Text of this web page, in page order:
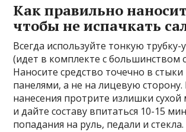
Как правильно
чтобы не испачкать
Всегда используйте тонкую трубку-
(идет в комплекте с большинством
Наносите средство точечно в
панелями, а не на лицевую сторону.
нанесения протрите излишки
и дайте составу впитаться 10-15
попадания на руль, педали и стекла.